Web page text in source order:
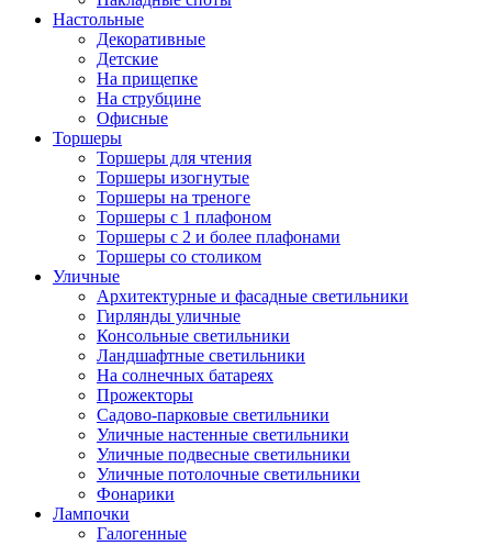
Настольные
Декоративные
Детские
На прищепке
На струбцине
Офисные
Торшеры
Торшеры для чтения
Торшеры изогнутые
Торшеры на треноге
Торшеры с 1 плафоном
Торшеры с 2 и более плафонами
Торшеры со столиком
Уличные
Архитектурные и фасадные светильники
Гирлянды уличные
Консольные светильники
Ландшафтные светильники
На солнечных батареях
Прожекторы
Садово-парковые светильники
Уличные настенные светильники
Уличные подвесные светильники
Уличные потолочные светильники
Фонарики
Лампочки
Галогенные